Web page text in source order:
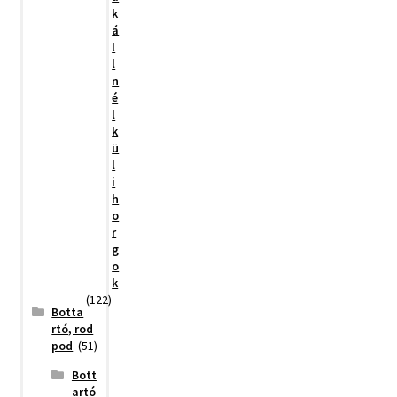
k
á
l
l
n
é
l
k
ü
l
i
h
o
r
g
o
k
(122)
Botta
rtó, rod
pod (51)
Bott
artó